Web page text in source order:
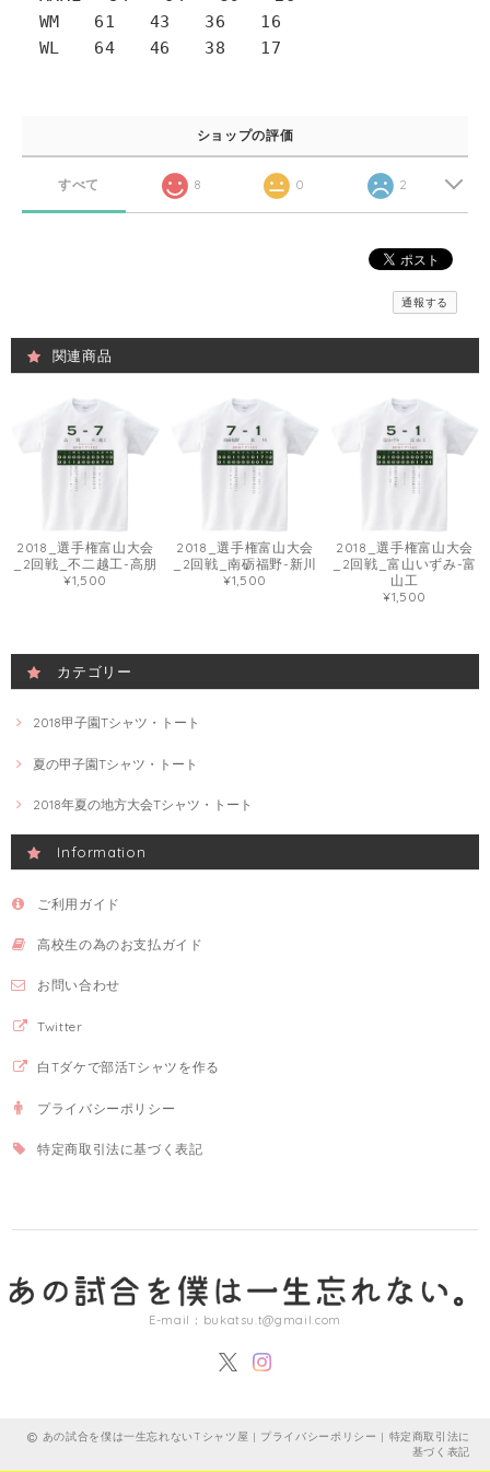
WM 61 43 36 16
WL 64 46 38 17
ショップの評価
すべて 8 0 2
通報する
関連商品
2018_選手権富山大会
_2回戦_不二越工-高朋
¥1,500
2018_選手権富山大会
_2回戦_南砺福野-新川
¥1,500
2018_選手権富山大会
_2回戦_富山いずみ-富
山工
¥1,500
カテゴリー
2018甲子園Tシャツ・トート
夏の甲子園Tシャツ・トート
2018年夏の地方大会Tシャツ・トート
Information
ご利用ガイド
高校生の為のお支払ガイド
お問い合わせ
Twitter
白Tダケで部活Tシャツを作る
プライバシーポリシー
特定商取引法に基づく表記
E-mail： bukatsu.t@gmail.com
あの試合を僕は一生忘れないTシャツ屋 | プライバシーポリシー | 特定商取引法に
基づく表記